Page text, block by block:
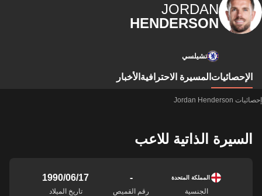
JORDAN
HENDERSON
تشيلسي
الإحصائيات المسيرة الاحترافية الأخبار
إحصائيات Jordan Henderson
السيرة الذاتية للاعب
المملكة المتحدة
الجنسية
-
رقم القميص
17‏/06‏/1990
تاريخ الميلاد